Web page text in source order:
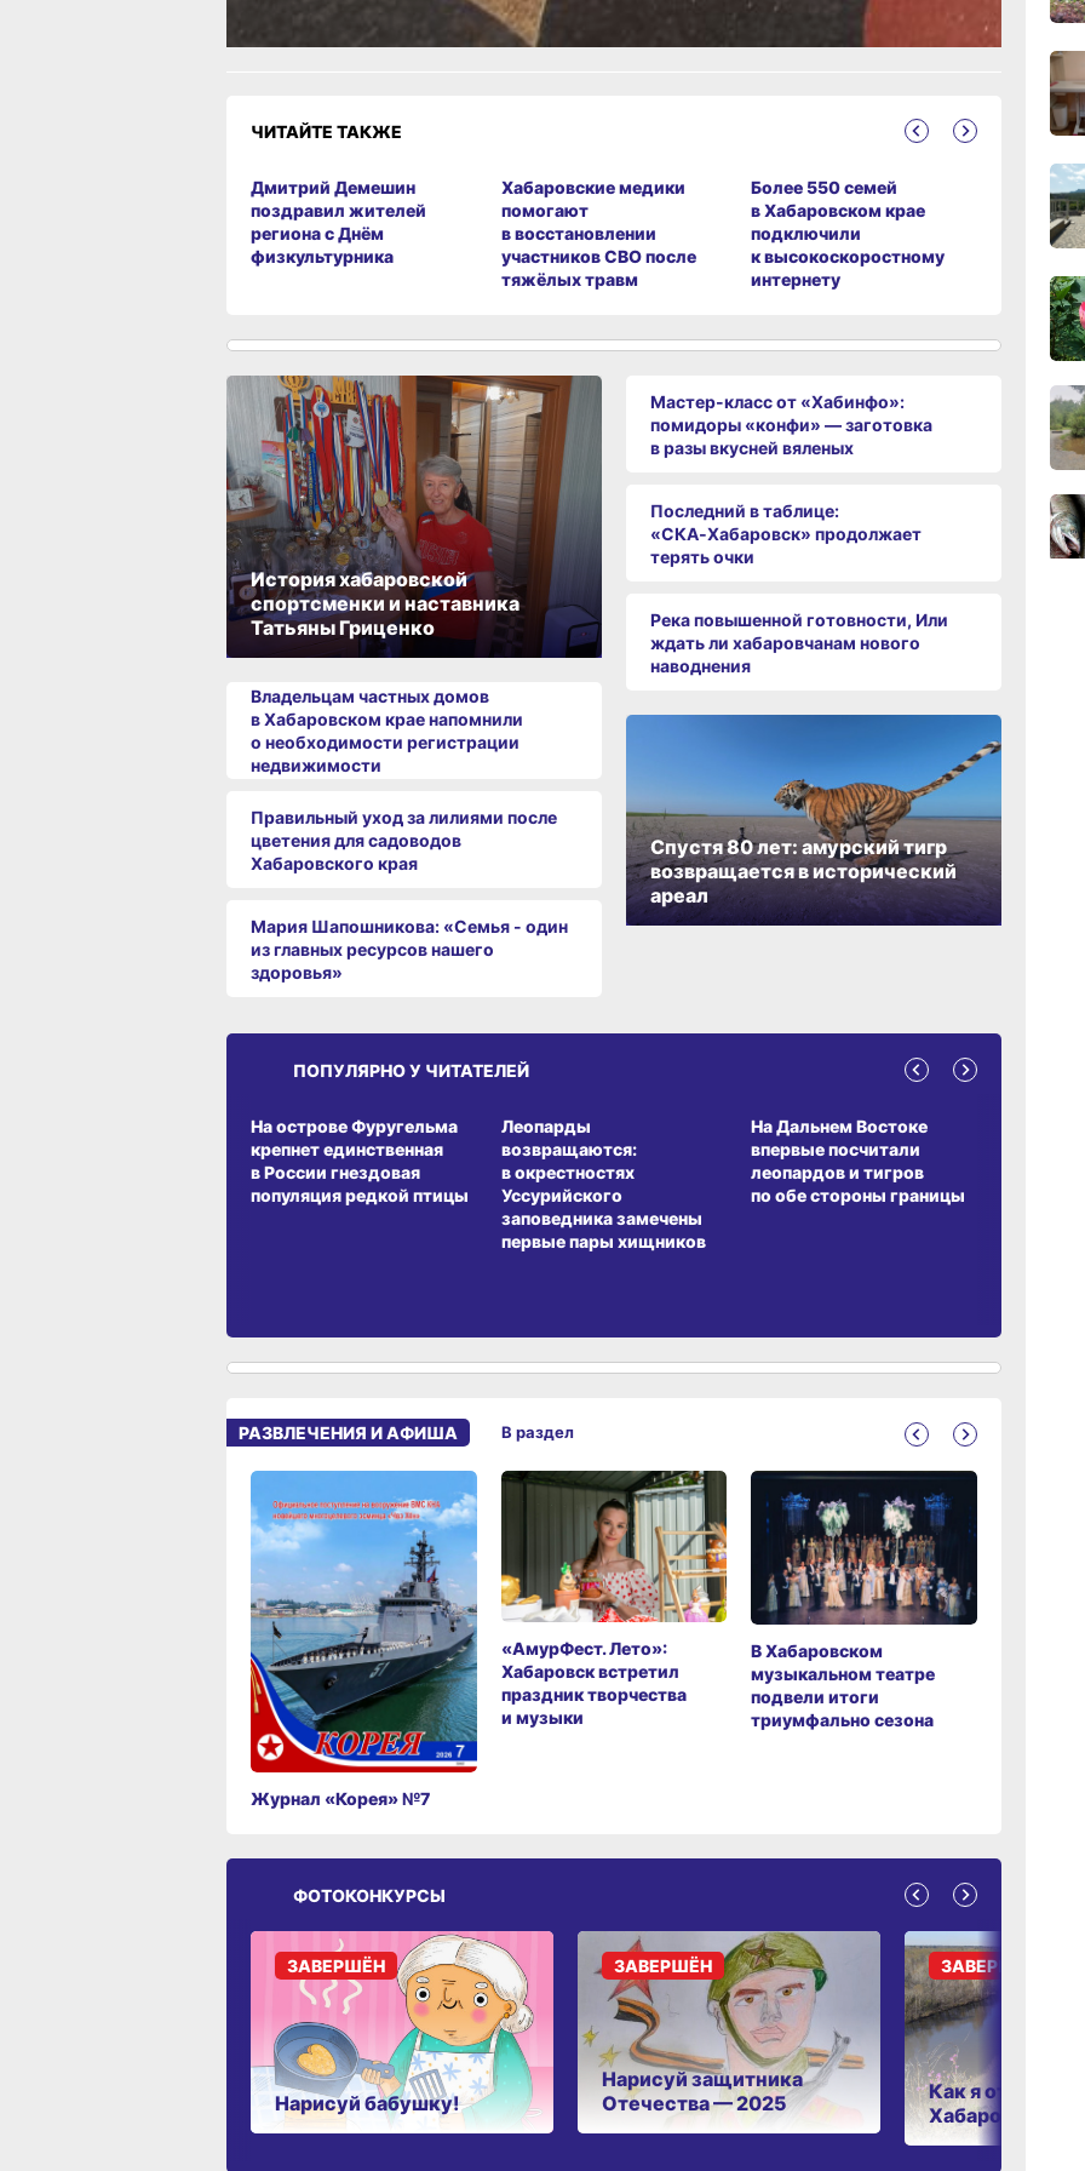
ЧИТАЙТЕ ТАКЖЕ
Дмитрий Демешин
поздравил жителей
региона с Днём
физкультурника
Хабаровские медики
помогают
в восстановлении
участников СВО после
тяжёлых травм
Более 550 семей
в Хабаровском крае
подключили
к высокоскоростному
интернету
В
вынес
за
История хабаровской
спортсменки и наставника
Татьяны Гриценко
Владельцам частных домов
в Хабаровском крае напомнили
о необходимости регистрации
недвижимости
Правильный уход за лилиями после
цветения для садоводов
Хабаровского края
Мария Шапошникова: «Семья - один
из главных ресурсов нашего
здоровья»
Мастер-класс от «Хабинфо»:
помидоры «конфи» — заготовка
в разы вкусней вяленых
Последний в таблице:
«СКА‑Хабаровск» продолжает
терять очки
Река повышенной готовности, Или
ждать ли хабаровчанам нового
наводнения
Спустя 80 лет: амурский тигр
возвращается в исторический
ареал
ПОПУЛЯРНО У ЧИТАТЕЛЕЙ
На острове Фуругельма
крепнет единственная
в России гнездовая
популяция редкой птицы
Леопарды
возвращаются:
в окрестностях
Уссурийского
заповедника замечены
первые пары хищников
На Дальнем Востоке
впервые посчитали
леопардов и тигров
по обе стороны границы
РАЗВЛЕЧЕНИЯ И АФИША
Журнал «Корея» №7
«АмурФест. Лето»:
Хабаровск встретил
праздник творчества
и музыки
В Хабаровском
музыкальном театре
подвели итоги
триумфально сезона
В раздел
ФОТОКОНКУРСЫ
Нарисуй бабушку!
ЗАВЕРШЁН
Нарисуй защитника
Отечества — 2025
ЗАВЕРШЁН
Как я отдыхаю в
Хабаровском
ЗАВЕРШЁН
18:28,
16:51,